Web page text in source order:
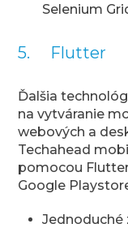
Selenium
5. Flutter
Ďalšia
na vytváranie
webových a
Techahead
pomocou
Google
Jednoduché